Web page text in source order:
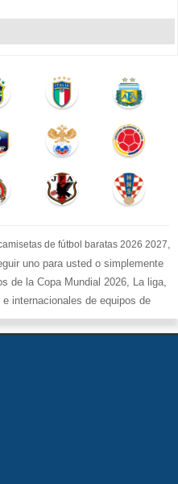
de fútbol baratas 2026 2027,
uno para usted o simplemente
de la Copa Mundial 2026, La liga,
internacionales de equipos de
replicasen la tienda deportiva
en todas las camisetas del club
todo a los precios más bajos!